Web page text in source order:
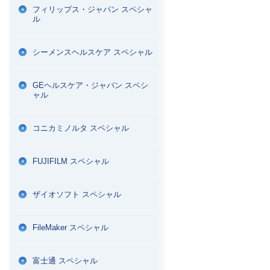
フィリップス・ジャパン スペシャ
ル
シーメンスヘルスケア スペシャル
GEヘルスケア・ジャパン スペシ
ャル
コニカミノルタ スペシャル
FUJIFILM スペシャル
ザイオソフト スペシャル
FileMaker スペシャル
富士通 スペシャル